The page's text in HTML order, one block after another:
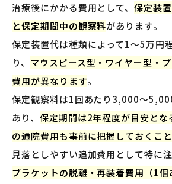
治療後にかかる費用として、保定装
と保定期間中の観察料があります。
保定装置代は種類によって1〜5万円
り、 マウスピース型・ワイヤー型・
費用が異なります。
保定観察料は1回あたり3,000〜
あり、 保定期間は2年程度が目安とな
の通院費用も事前に把握しておくこ
見落としやすい追加費用として特に
ブラケットの脱離・再装着費用（1